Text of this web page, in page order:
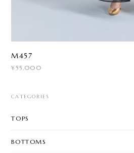
M457
¥55,000
CATEGORIES
TOPS
BOTTOMS